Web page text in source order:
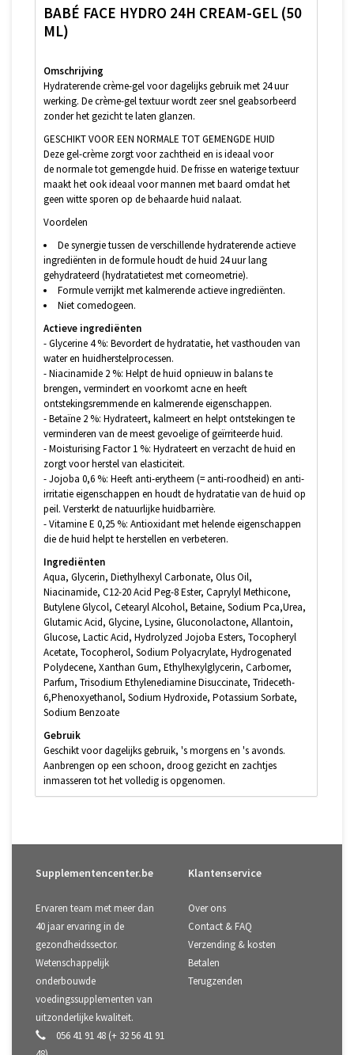
BABÉ FACE HYDRO 24H CREAM-GEL (50
ML)
Omschrijving
Hydraterende crème-gel voor dagelijks gebruik met 24 uur
werking. De crème-gel textuur wordt zeer snel geabsorbeerd
zonder het gezicht te laten glanzen.
GESCHIKT VOOR EEN NORMALE TOT GEMENGDE HUID
Deze gel-crème zorgt voor zachtheid en is ideaal voor
de normale tot gemengde huid. De frisse en waterige textuur
maakt het ook ideaal voor mannen met baard omdat het
geen witte sporen op de behaarde huid nalaat.
Voordelen
De synergie tussen de verschillende hydraterende actieve
ingrediënten in de formule houdt de huid 24 uur lang
gehydrateerd (hydratatietest met corneometrie).
Formule verrijkt met kalmerende actieve ingrediënten.
Niet comedogeen.
Actieve ingrediënten
- Glycerine 4 %: Bevordert de hydratatie, het vasthouden van
water en huidherstelprocessen.
- Niacinamide 2 %: Helpt de huid opnieuw in balans te
brengen, vermindert en voorkomt acne en heeft
ontstekingsremmende en kalmerende eigenschappen.
- Betaïne 2 %: Hydrateert, kalmeert en helpt ontstekingen te
verminderen van de meest gevoelige of geïrriteerde huid.
- Moisturising Factor 1 %: Hydrateert en verzacht de huid en
zorgt voor herstel van elasticiteit.
- Jojoba 0,6 %: Heeft anti-erytheem (= anti-roodheid) en anti-
irritatie eigenschappen en houdt de hydratatie van de huid op
peil. Versterkt de natuurlijke huidbarrière.
- Vitamine E 0,25 %: Antioxidant met helende eigenschappen
die de huid helpt te herstellen en verbeteren.
Ingrediënten
Aqua, Glycerin, Diethylhexyl Carbonate, Olus Oil,
Niacinamide, C12-20 Acid Peg-8 Ester, Caprylyl Methicone,
Butylene Glycol, Cetearyl Alcohol, Betaine, Sodium Pca,Urea,
Glutamic Acid, Glycine, Lysine, Gluconolactone, Allantoin,
Glucose, Lactic Acid, Hydrolyzed Jojoba Esters, Tocopheryl
Acetate, Tocopherol, Sodium Polyacrylate, Hydrogenated
Polydecene, Xanthan Gum, Ethylhexylglycerin, Carbomer,
Parfum, Trisodium Ethylenediamine Disuccinate, Trideceth-
6,Phenoxyethanol, Sodium Hydroxide, Potassium Sorbate,
Sodium Benzoate
Gebruik
Geschikt voor dagelijks gebruik, 's morgens en 's avonds.
Aanbrengen op een schoon, droog gezicht en zachtjes
inmasseren tot het volledig is opgenomen.
Supplementencenter.be
Ervaren team met meer dan
40 jaar ervaring in de
gezondheidssector.
Wetenschappelijk
onderbouwde
voedingssupplementen van
uitzonderlijke kwaliteit.
056 41 91 48 (+ 32 56 41 91
Klantenservice
Over ons
Contact & FAQ
Verzending & kosten
Betalen
Terugzenden